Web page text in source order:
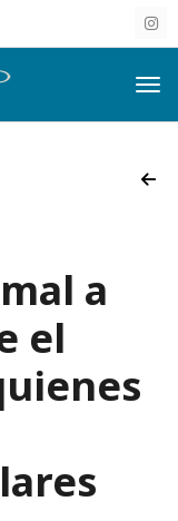
a
el